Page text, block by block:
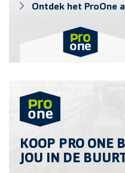
Ontdek het ProOne
Vind verkooppunt
KOOP PRO ONE
JOU IN DE